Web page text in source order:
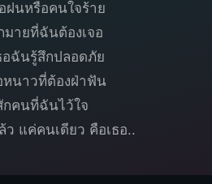
ฝนหรือคนใจร้าย
มายที่ฉันต้องเจอ
อฉันรู้สึกปลอดภัย
หนาวที่ต้องฝ่าฟัน
กคนที่ฉันไว้ใจ
ว แค่คนเดียว คือเธอ..